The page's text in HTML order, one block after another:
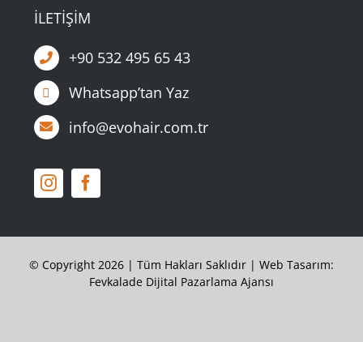
İLETİŞİM
+90 532 495 65 43
Whatsapp’tan Yaz
info@evohair.com.tr
© Copyright 2026 | Tüm Hakları Saklıdır | Web Tasarım:
Fevkalade Dijital Pazarlama Ajansı